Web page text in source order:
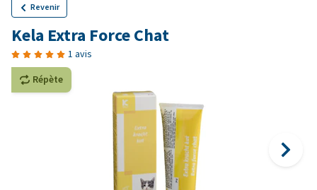
Revenir
Kela Extra Force Chat
1 avis
Répète